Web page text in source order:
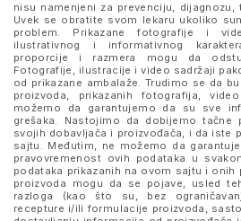
nisu namenjeni za prevenciju,
Uvek se obratite svom lekaru ukoliko
problem. Prikazane fotografije i
ilustrativnog i informativnog
proporcije i razmera mogu da
Fotografije, ilustracije i video sadržaji
od prikazane ambalaže. Trudimo se da
proizvoda, prikazanih fotografija,
možemo da garantujemo da su sve
grešaka. Nastojimo da dobijemo tačne
svojih dobavljača i proizvođača, i da iste
sajtu. Međutim, ne možemo da
pravovremenost ovih podataka u
podataka prikazanih na ovom sajtu i onih
proizvoda mogu da se pojave, usled
razloga (kao što su, bez
recepture i/ili formulacije proizvoda,